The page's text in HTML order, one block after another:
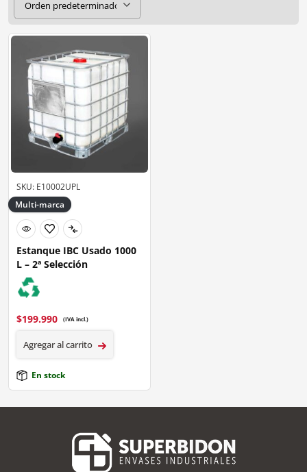
SKU: E10002UPL
Multi-marca
Estanque IBC Usado 1000
L – 2ª Selección
$199.990 (IVA incl.)
Agregar al carrito
En stock